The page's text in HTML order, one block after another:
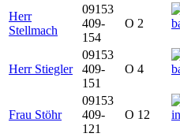
Herr
Stellmach
09153
409-
154
O 2
Herr Stiegler
09153
409-
151
O 4
Frau Stöhr
09153
409-
121
O 12